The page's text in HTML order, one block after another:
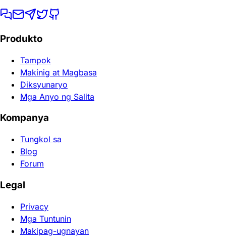
Produkto
Tampok
Makinig at Magbasa
Diksyunaryo
Mga Anyo ng Salita
Kompanya
Tungkol sa
Blog
Forum
Legal
Privacy
Mga Tuntunin
Makipag-ugnayan